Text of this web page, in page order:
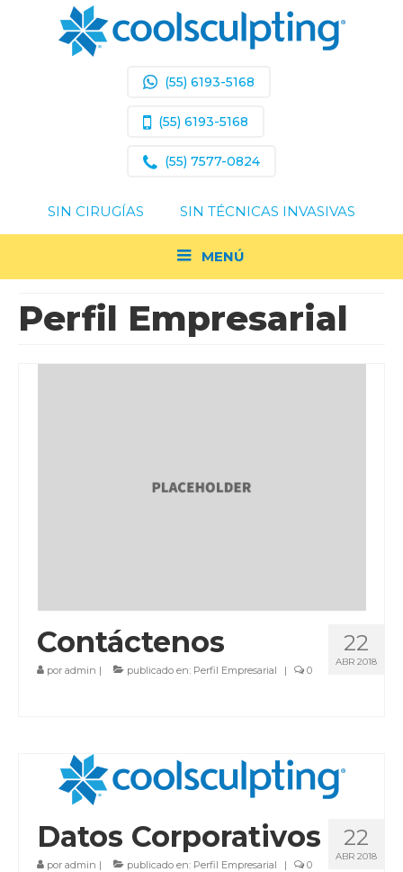
(55) 6193-5168
(55) 6193-5168
(55) 7577-0824
SIN CIRUGÍAS SIN TÉCNICAS INVASIVAS
MENÚ
Acerca de Coolsculpting
Resultados Comprobados
Perfil Empresarial
22
ABR 2018
Contáctenos
por admin | publicado en: Perfil Empresarial | 0
22
ABR 2018
Datos Corporativos
por admin | publicado en: Perfil Empresarial | 0